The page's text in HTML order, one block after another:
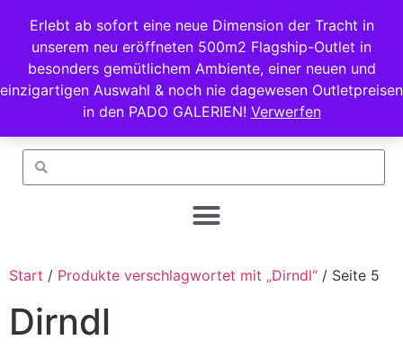
Erlebt ab sofort eine neue Dimension der Tracht in
unserem neu eröffneten 500m2 Flagship-Outlet in
besonders gemütlichem Ambiente, einer neuen und
einzigartigen Auswahl & noch nie dagewesen Outletpreisen
in den PADO GALERIEN! Verwerfen
Start / Produkte verschlagwortet mit „Dirndl“ / Seite 5
Dirndl